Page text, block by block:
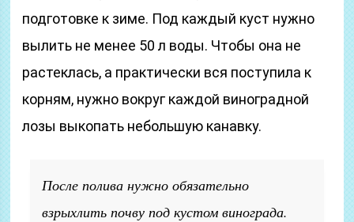
подготовке к зиме. Под каждый куст нужно
вылить не менее 50 л воды. Чтобы она не
растеклась, а практически вся поступила к
корням, нужно вокруг каждой виноградной
лозы выкопать небольшую канавку.
После полива нужно обязательно
взрыхлить почву под кустом винограда.